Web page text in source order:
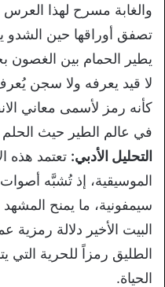
والغابة مسرح لهذا العرس
تصفق أوراقها حين الشدو
يطير الحمام بين الغصون
لا قيد يعرفه ولا سجن
كأنه رمز لأسمى معاني
في عالم الطير حيث
التحليل الأدبي: تعتمد هذه
الموسيقية، إذ تُشبَّه أصوات
سيمفونية، ما يمنح المشهد
البيت الأخير دلالة رمزية
الطليق رمزاً للحرية التي
الحياة.